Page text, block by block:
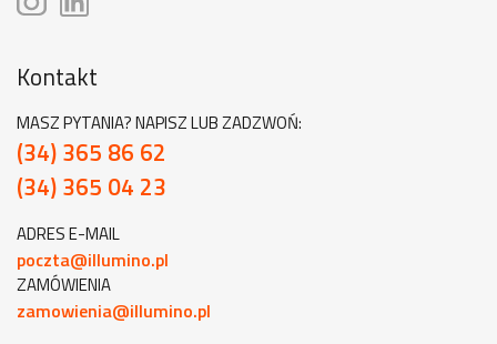
Kontakt
MASZ PYTANIA? NAPISZ LUB ZADZWOŃ:
(34) 365 86 62
(34) 365 04 23
ADRES E-MAIL
poczta@illumino.pl
ZAMÓWIENIA
zamowienia@illumino.pl